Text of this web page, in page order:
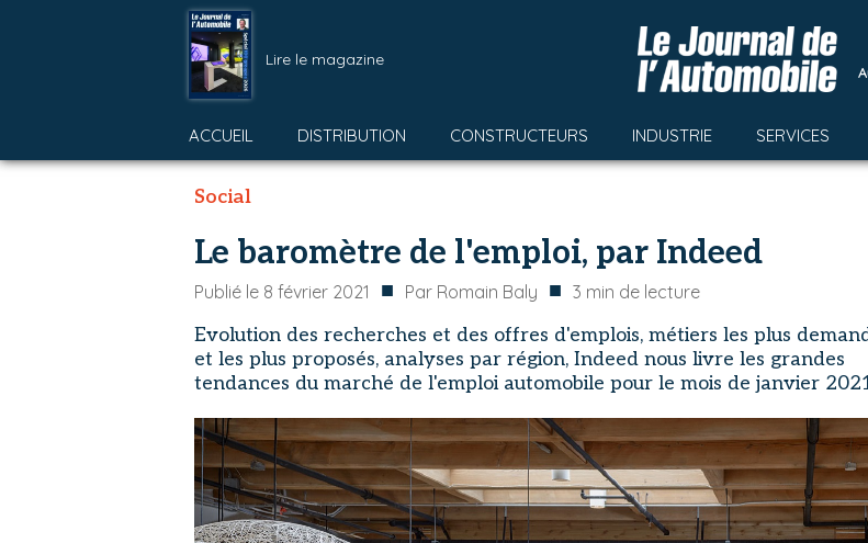
Lire le magazine
ACCUEIL DISTRIBUTION CONSTRUCTEURS INDUSTRIE SERVICES
Social
Le baromètre de l'emploi, par Indeed
Publié le 8 février 2021 ■ Par Romain Baly ■ 3 min de lecture
Evolution des recherches et des offres d'emplois, métiers les plus
et les plus proposés, analyses par région, Indeed nous livre les grandes
tendances du marché de l'emploi automobile pour le mois de janvier